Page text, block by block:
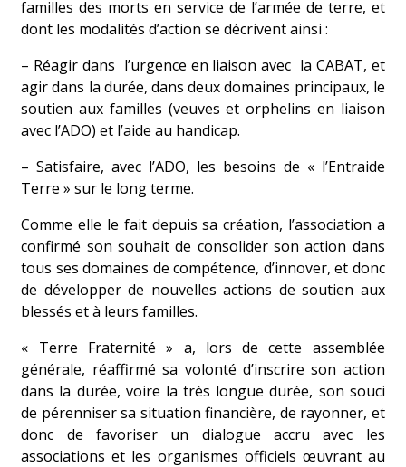
familles des morts en service de l’armée de terre, et
dont les modalités d’action se décrivent ainsi :
– Réagir dans l’urgence en liaison avec la CABAT, et
agir dans la durée, dans deux domaines principaux, le
soutien aux familles (veuves et orphelins en liaison
avec l’ADO) et l’aide au handicap.
– Satisfaire, avec l’ADO, les besoins de « l’Entraide
Terre » sur le long terme.
Comme elle le fait depuis sa création, l’association a
confirmé son souhait de consolider son action dans
tous ses domaines de compétence, d’innover, et donc
de développer de nouvelles actions de soutien aux
blessés et à leurs familles.
« Terre Fraternité » a, lors de cette assemblée
générale, réaffirmé sa volonté d’inscrire son action
dans la durée, voire la très longue durée, son souci
de pérenniser sa situation financière, de rayonner, et
donc de favoriser un dialogue accru avec les
associations et les organismes officiels œuvrant au